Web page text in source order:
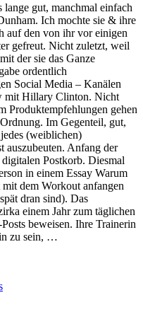
gut, manchmal einfach
Ich mochte sie & ihre
auf den von ihr vor einigen
gefreut. Nicht zuletzt, weil
der sie das Ganze
ordentlich
Social Media – Kanälen
mit Hillary Clinton. Nicht
Produktempfehlungen gehen
Im Gegenteil, gut,
(weiblichen)
auszubeuten. Anfang der
Postkorb. Diesmal
in einem Essay Warum
dem Workout anfangen
dran sind). Das
einem Jahr zum täglichen
beweisen. Ihre Trainerin
zu sein, …